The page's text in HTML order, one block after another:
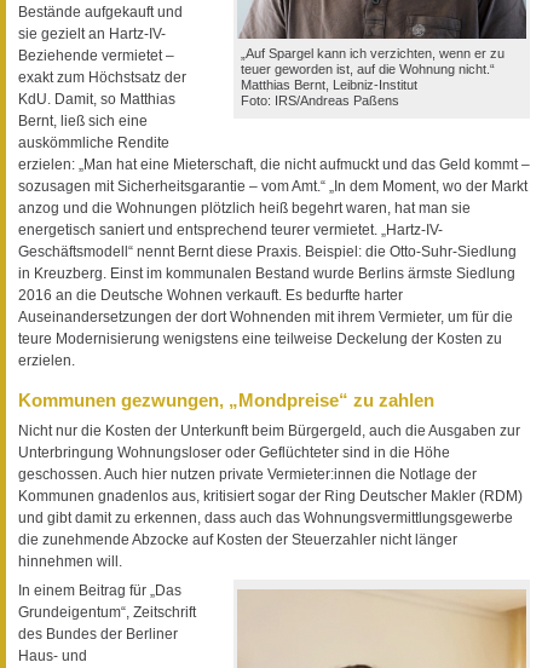
„Auf Spargel kann ich verzichten, wenn er zu
teuer geworden ist, auf die Wohnung nicht.“
Matthias Bernt, Leibniz-Institut
Foto: IRS/Andreas Paßens
Bestände aufgekauft und
sie gezielt an Hartz-IV-
Beziehende vermietet –
exakt zum Höchstsatz der
KdU. Damit, so Matthias
Bernt, ließ sich eine
auskömmliche Rendite
erzielen: „Man hat eine Mieterschaft, die nicht aufmuckt und das Geld kommt –
sozusagen mit Sicherheitsgarantie – vom Amt.“ „In dem Moment, wo der Markt
anzog und die Wohnungen plötzlich heiß begehrt waren, hat man sie
energetisch saniert und entsprechend teurer vermietet. „Hartz-IV-
Geschäftsmodell“ nennt Bernt diese Praxis. Beispiel: die Otto-Suhr-Siedlung
in Kreuzberg. Einst im kommunalen Bestand wurde Berlins ärmste Siedlung
2016 an die Deutsche Wohnen verkauft. Es bedurfte harter
Auseinandersetzungen der dort Wohnenden mit ihrem Vermieter, um für die
teure Modernisierung wenigstens eine teilweise Deckelung der Kosten zu
erzielen.
Kommunen gezwungen, „Mondpreise“ zu zahlen
Nicht nur die Kosten der Unterkunft beim Bürgergeld, auch die Ausgaben zur
Unterbringung Wohnungsloser oder Geflüchteter sind in die Höhe
geschossen. Auch hier nutzen private Vermieter:innen die Notlage der
Kommunen gnadenlos aus, kritisiert sogar der Ring Deutscher Makler (RDM)
und gibt damit zu erkennen, dass auch das Wohnungsvermittlungsgewerbe
die zunehmende Abzocke auf Kosten der Steuerzahler nicht länger
hinnehmen will.
In einem Beitrag für „Das
Grundeigentum“, Zeitschrift
des Bundes der Berliner
Haus- und